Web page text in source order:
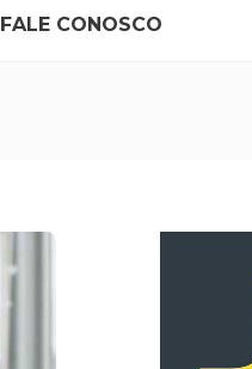
FALE CONOSCO